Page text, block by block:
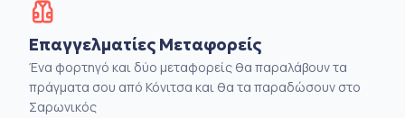
Επαγγελματίες Μεταφορείς
Ένα φορτηγό και δύο μεταφορείς θα παραλάβουν τα
πράγματα σου από Κόνιτσα και θα τα παραδώσουν στο
Σαρωνικός